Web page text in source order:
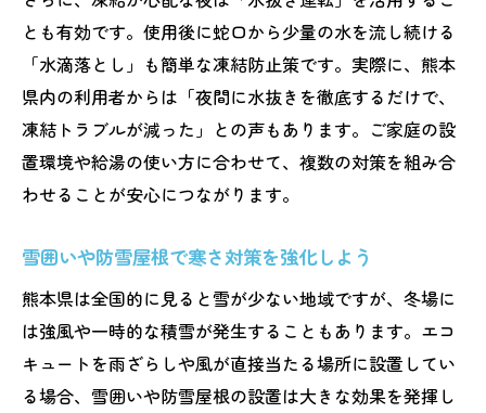
とも有効です。使用後に蛇口から少量の水を流し続ける
「水滴落とし」も簡単な凍結防止策です。実際に、熊本
県内の利用者からは「夜間に水抜きを徹底するだけで、
凍結トラブルが減った」との声もあります。ご家庭の設
置環境や給湯の使い方に合わせて、複数の対策を組み合
わせることが安心につながります。
雪囲いや防雪屋根で寒さ対策を強化しよう
熊本県は全国的に見ると雪が少ない地域ですが、冬場に
は強風や一時的な積雪が発生することもあります。エコ
キュートを雨ざらしや風が直接当たる場所に設置してい
る場合、雪囲いや防雪屋根の設置は大きな効果を発揮し